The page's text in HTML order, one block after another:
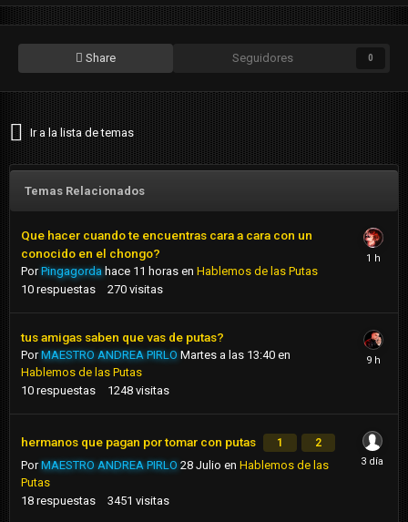
Share Seguidores 0
Ir a la lista de temas
Temas Relacionados
Que hacer cuando te encuentras cara a cara con un
conocido en el chongo?
PorPingagorda hace 11 horas en Hablemos de las Putas
10 respuestas 270 visitas
tus amigas saben que vas de putas?
PorMAESTRO ANDREA PIRLO Martes a las 13:40 en
Hablemos de las Putas
10 respuestas 1248 visitas
hermanos que pagan por tomar con putas 1 2
PorMAESTRO ANDREA PIRLO 28 Julio en Hablemos de las
Putas
18 respuestas 3451 visitas